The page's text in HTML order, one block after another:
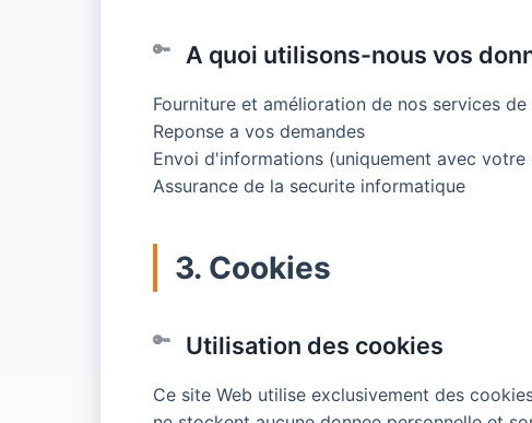
A quoi utilisons-nous vos
Fourniture et amélioration de nos services de
Reponse a vos demandes
Envoi d'informations (uniquement avec votre
Assurance de la securite informatique
3. Cookies
Utilisation des cookies
Ce site Web utilise exclusivement des